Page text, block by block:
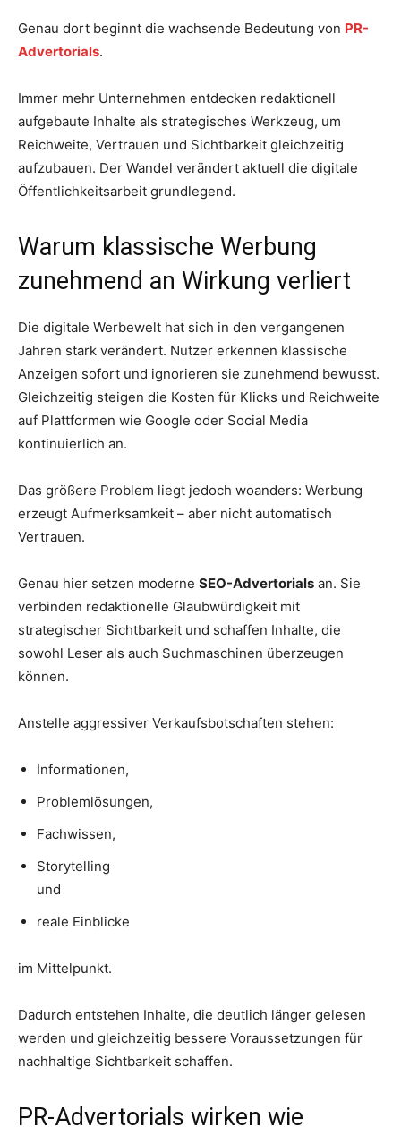
Genau dort beginnt die wachsende Bedeutung von PR-
Advertorials.
Immer mehr Unternehmen entdecken redaktionell
aufgebaute Inhalte als strategisches Werkzeug, um
Reichweite, Vertrauen und Sichtbarkeit gleichzeitig
aufzubauen. Der Wandel verändert aktuell die digitale
Öffentlichkeitsarbeit grundlegend.
Warum klassische Werbung
zunehmend an Wirkung verliert
Die digitale Werbewelt hat sich in den vergangenen
Jahren stark verändert. Nutzer erkennen klassische
Anzeigen sofort und ignorieren sie zunehmend bewusst.
Gleichzeitig steigen die Kosten für Klicks und Reichweite
auf Plattformen wie Google oder Social Media
kontinuierlich an.
Das größere Problem liegt jedoch woanders: Werbung
erzeugt Aufmerksamkeit – aber nicht automatisch
Vertrauen.
Genau hier setzen moderne SEO-Advertorials an. Sie
verbinden redaktionelle Glaubwürdigkeit mit
strategischer Sichtbarkeit und schaffen Inhalte, die
sowohl Leser als auch Suchmaschinen überzeugen
können.
Anstelle aggressiver Verkaufsbotschaften stehen:
Informationen,
Problemlösungen,
Fachwissen,
Storytelling
und
reale Einblicke
im Mittelpunkt.
Dadurch entstehen Inhalte, die deutlich länger gelesen
werden und gleichzeitig bessere Voraussetzungen für
nachhaltige Sichtbarkeit schaffen.
PR-Advertorials wirken wie